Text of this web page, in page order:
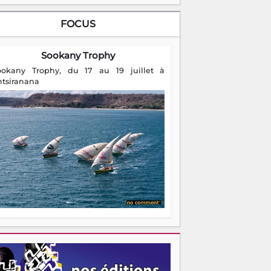
FOCUS
Sookany Trophy
Trophy, du 17 au 19 juillet à